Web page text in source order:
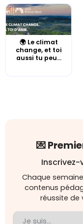
🌍 Le climat
change, et toi
aussi tu peu...
💌
Inscrivez-
Chaque
contenus
réussite de